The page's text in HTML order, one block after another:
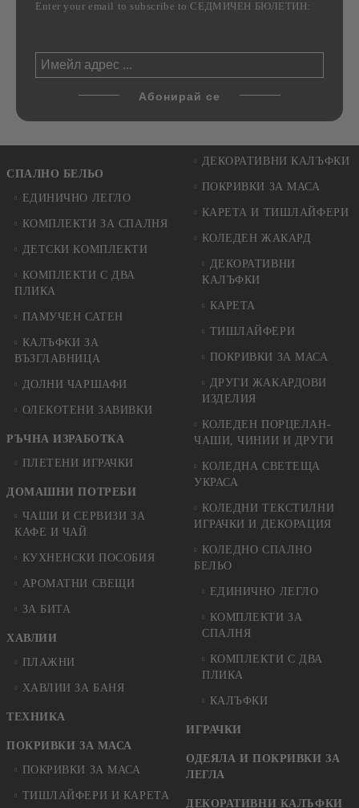
Enter your email to subscribe to СЕДМИЧЕН БЮЛЕТИН:
СПАЛНО БЕЛЬО
ЕДИНИЧНО ЛЕГЛО
КОМПЛЕКТИ ЗА СПАЛНЯ
ДЕТСКИ КОМПЛЕКТИ
КОМПЛЕКТИ С ДВА
ПЛИКА
ПАМУЧЕН САТЕН
КАЛЪФКИ ЗА
ВЪЗГЛАВНИЦА
ДОЛНИ ЧАРШАФИ
ОЛЕКОТЕНИ ЗАВИВКИ
РЪЧНА ИЗРАБОТКА
ПЛЕТЕНИ ИГРАЧКИ
ДОМАШНИ ПОТРЕБИ
ЧАШИ И СЕРВИЗИ ЗА
КАФЕ И ЧАЙ
КУХНЕНСКИ ПОСОБИЯ
АРОМАТНИ СВЕЩИ
ЗА БИТА
ХАВЛИИ
ПЛАЖНИ
ХАВЛИИ ЗА БАНЯ
ТЕХНИКА
ПОКРИВКИ ЗА МАСА
ПОКРИВКИ ЗА МАСА
ТИШЛАЙФЕРИ И КАРЕТА
ДЕКОРАТИВНИ КАЛЪФКИ
ПОКРИВКИ ЗА МАСА
КАРЕТА И ТИШЛАЙФЕРИ
КОЛЕДЕН ЖАКАРД
ДЕКОРАТИВНИ
КАЛЪФКИ
КАРЕТА
ТИШЛАЙФЕРИ
ПОКРИВКИ ЗА МАСА
ДРУГИ ЖАКАРДОВИ
ИЗДЕЛИЯ
КОЛЕДЕН ПОРЦЕЛАН-
ЧАШИ, ЧИНИИ И ДРУГИ
КОЛЕДНА СВЕТЕЩА
УКРАСА
КОЛЕДНИ ТЕКСТИЛНИ
ИГРАЧКИ И ДЕКОРАЦИЯ
КОЛЕДНO СПАЛНO
БЕЛЬО
ЕДИНИЧНО ЛЕГЛО
КОМПЛЕКТИ ЗА
СПАЛНЯ
КОМПЛЕКТИ С ДВА
ПЛИКА
КАЛЪФКИ
ИГРАЧКИ
ОДЕЯЛА И ПОКРИВКИ ЗА
ЛЕГЛА
ДЕКОРАТИВНИ КАЛЪФКИ